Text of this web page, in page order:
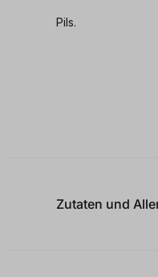
Pils.
Zutaten und